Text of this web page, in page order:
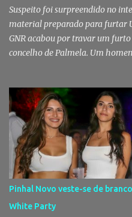
Suspeito foi surpreendido no
material preparado para furtar
GNR acabou por travar um
concelho de Palmela. Um
militares da Guarda.
detenção por furto A detenção
divulgada só nesta quinta-
Posto Territorial de Pinhal
uma ação de patrulhamento,
uma viatura estacionada num
furtos e pelo consumo de
motivou a realização de
dessas ações que os militares
Pinhal Novo veste-se de
White Party